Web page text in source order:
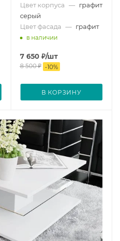
Цвет корпуса — графит
серый
Цвет фасада — графит
в наличии
7 650 ₽/шт
8 500₽ -10%
В КОРЗИНУ